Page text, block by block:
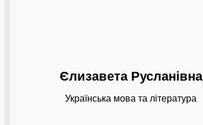
Єлизавета Русланівна
Українська мова та література